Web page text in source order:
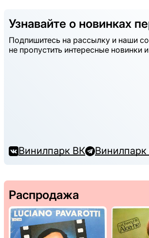
Узнавайте о новинках
Подпишитесь на рассылку и наши
не пропустить интересные новинки
Винилпарк ВК Винилпарк
Распродажа